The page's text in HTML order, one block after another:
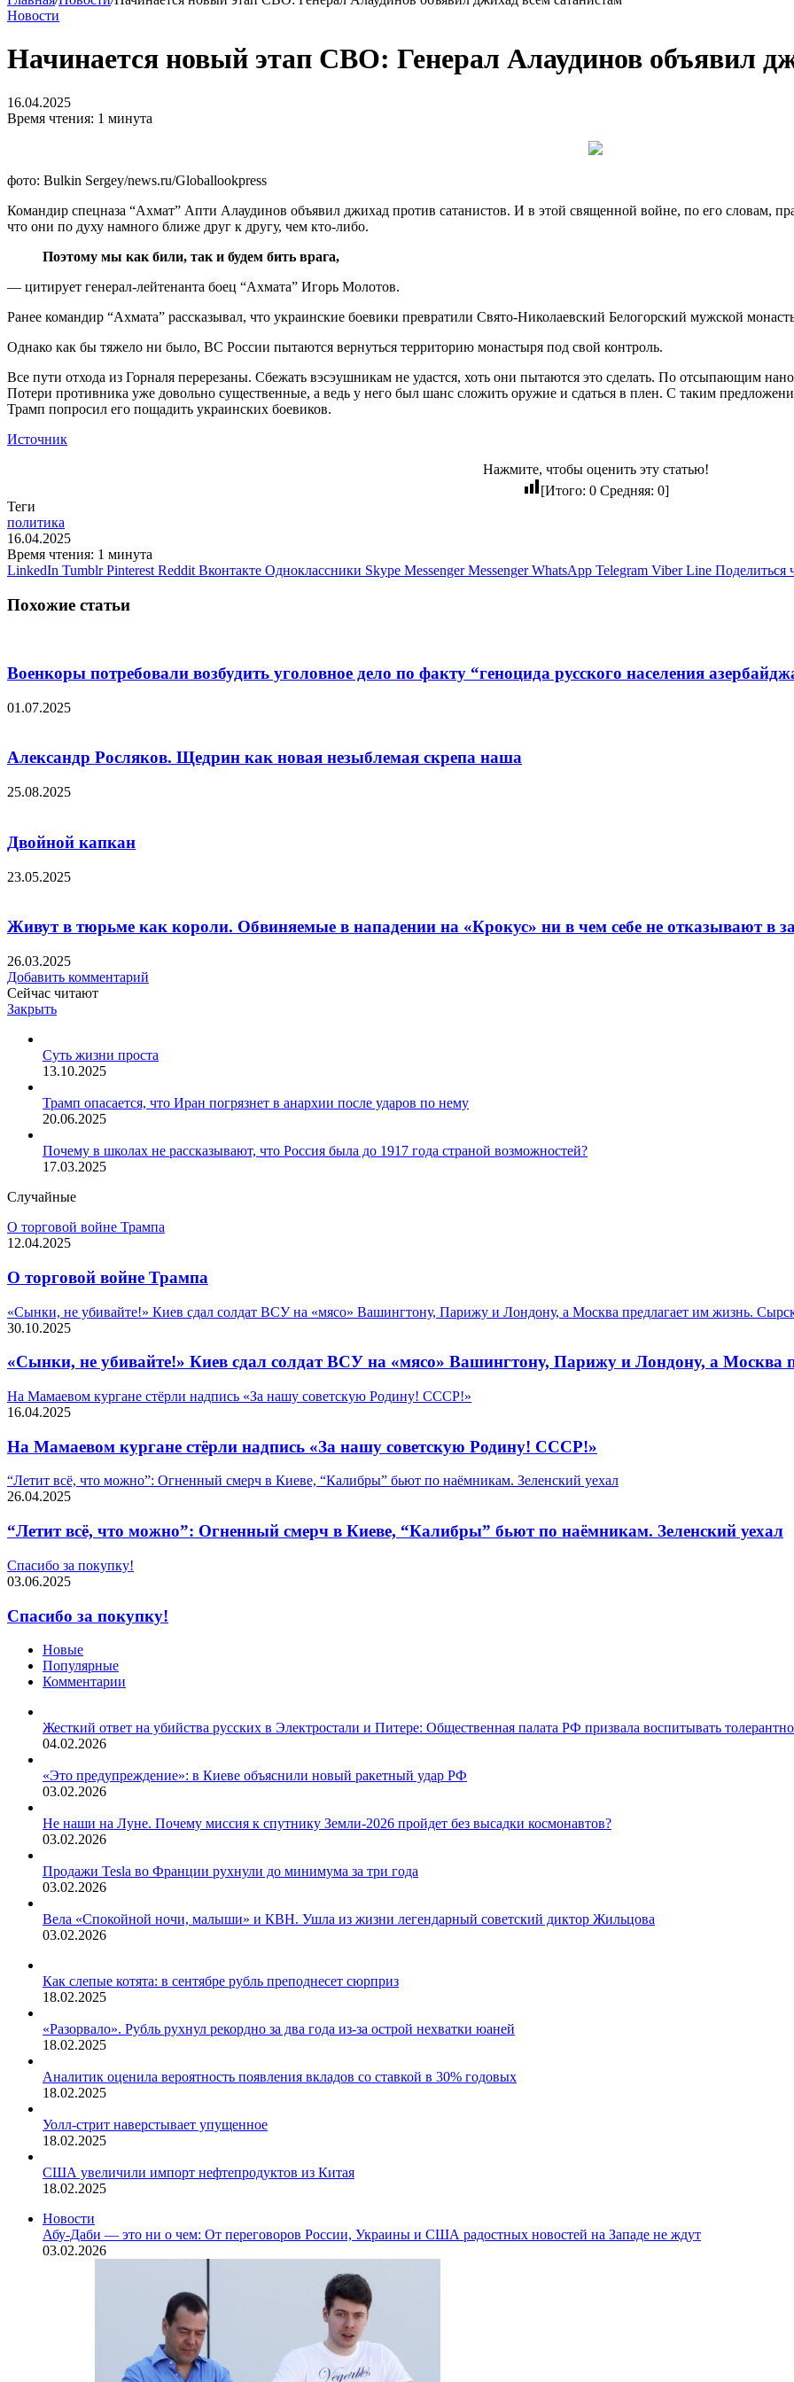
Новости
Начинается новый этап СВО: Генерал Алаудинов объявил
16.04.2025
Время чтения: 1 минута
фото: Bulkin Sergey/news.ru/Globallookpress
Командир спецназа “Ахмат” Апти Алаудинов объявил джихад против сатанистов. И в этой священной войне, по его словам,
что они по духу намного ближе друг к другу, чем кто-либо.
Поэтому мы как били, так и будем бить врага,
— цитирует генерал-лейтенанта боец “Ахмата” Игорь Молотов.
Ранее командир “Ахмата” рассказывал, что украинские боевики превратили Свято-Николаевский Белогорский мужской
Однако как бы тяжело ни было, ВС России пытаются вернуться территорию монастыря под свой контроль.
Все пути отхода из Горналя перерезаны. Сбежать вэсэушникам не удастся, хоть они пытаются это сделать. По отсыпающим
Потери противника уже довольно существенные, а ведь у него был шанс сложить оружие и сдаться в плен. С таким
Трамп попросил его пощадить украинских боевиков.
Источник
Нажмите, чтобы оценить эту статью!
[Итого: 0Средняя: 0]
Теги
политика
16.04.2025
Время чтения: 1 минута
LinkedIn Tumblr Pinterest Reddit Вконтакте Одноклассники Skype Messenger Messenger WhatsApp Telegram Viber Line Поделиться
Похожие статьи
Военкоры потребовали возбудить уголовное дело по факту “геноцида русского населения
01.07.2025
Александр Росляков. Щедрин как новая незыблемая скрепа наша
25.08.2025
Двойной капкан
23.05.2025
Живут в тюрьме как короли. Обвиняемые в нападении на «Крокус» ни в чем себе не отказывают в
26.03.2025
Добавить комментарий
Сейчас читают
Закрыть
Суть жизни проста
13.10.2025
Трамп опасается, что Иран погрязнет в анархии после ударов по нему
20.06.2025
Почему в школах не рассказывают, что Россия была до 1917 года страной возможностей?
17.03.2025
Случайные
О торговой войне Трампа
12.04.2025
О торговой войне Трампа
«Сынки, не убивайте!» Киев сдал солдат ВСУ на «мясо» Вашингтону, Парижу и Лондону, а Москва предлагает им жизнь.
30.10.2025
«Сынки, не убивайте!» Киев сдал солдат ВСУ на «мясо» Вашингтону, Парижу и Лондону, а Москва
На Мамаевом кургане стёрли надпись «За нашу советскую Родину! СССР!»
16.04.2025
На Мамаевом кургане стёрли надпись «За нашу советскую Родину! СССР!»
“Летит всё, что можно”: Огненный смерч в Киеве, “Калибры” бьют по наёмникам. Зеленский уехал
26.04.2025
“Летит всё, что можно”: Огненный смерч в Киеве, “Калибры” бьют по наёмникам. Зеленский уехал
Спасибо за покупку!
03.06.2025
Спасибо за покупку!
Новые
Популярные
Комментарии
Жесткий ответ на убийства русских в Электростали и Питере: Общественная палата РФ призвала воспитывать
04.02.2026
«Это предупреждение»: в Киеве объяснили новый ракетный удар РФ
03.02.2026
Не наши на Луне. Почему миссия к спутнику Земли-2026 пройдет без высадки космонавтов?
03.02.2026
Продажи Tesla во Франции рухнули до минимума за три года
03.02.2026
Вела «Спокойной ночи, малыши» и КВН. Ушла из жизни легендарный советский диктор Жильцова
03.02.2026
Как слепые котята: в сентябре рубль преподнесет сюрприз
18.02.2025
«Разорвало». Рубль рухнул рекордно за два года из-за острой нехватки юаней
18.02.2025
Аналитик оценила вероятность появления вкладов со ставкой в 30% годовых
18.02.2025
Уолл-стрит наверстывает упущенное
18.02.2025
США увеличили импорт нефтепродуктов из Китая
18.02.2025
Новости
Абу-Даби — это ни о чем: От переговоров России, Украины и США радостных новостей на Западе не ждут
03.02.2026